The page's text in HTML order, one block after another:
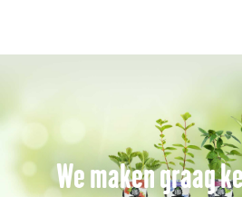
We maken graag